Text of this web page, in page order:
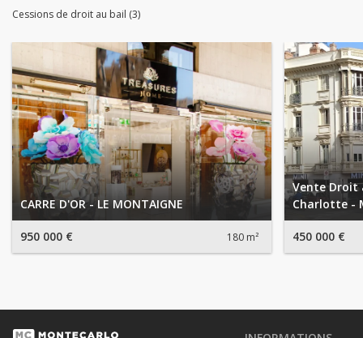
Cessions de droit au bail (3)
CARRE D'OR - LE MONTAIGNE
950 000 € 180 m²
Vente Droit
Charlotte -
450 000 €